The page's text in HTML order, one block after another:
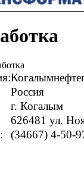
Россия
г. Когалым
626481 ул.
(34667) 4-50-